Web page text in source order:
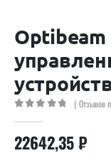
( Отзывов
22642,35₽